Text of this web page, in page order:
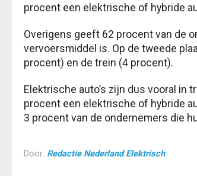
procent een elektrische of hybride
Overigens geeft 62 procent van de
vervoersmiddel is. Op de tweede
procent) en de trein (4 procent).
Elektrische auto’s zijn dus vooral in
procent een elektrische of hybride
3 procent van de ondernemers die
Door: Redactie Nederland Elektrisch